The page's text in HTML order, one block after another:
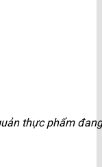
thực phẩm